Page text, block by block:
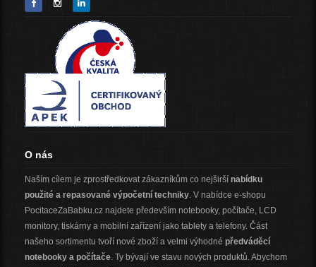
O nás
Naším cílem je zprostředkovat zákazníkům co nejširší nabídku
použité a repasované výpočetní techniky. V nabídce e-shopu
PocitaceZaBabku.cz najdete především notebooky, počítače, LCD
monitory, tiskárny a mobilní zařízení jako tablety a telefony. Část
našeho sortimentu tvoří nové zboží a velmi výhodné předváděcí
notebooky a počítače. Ty bývají ve stavu nových produktů. Abychom